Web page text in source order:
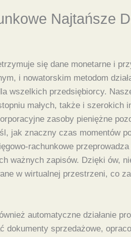
Najtańsze
się dane monetarne i
i nowatorskim metodom
przedsiębiorcy.
małych, także i szerokich
zasoby pieniężne
jak znaczny czas momentów
rachunkowe
ważnych zapisów. Dzięki ów,
w wirtualnej przestrzeni, co
automatyczne działanie
sprzedażowe,